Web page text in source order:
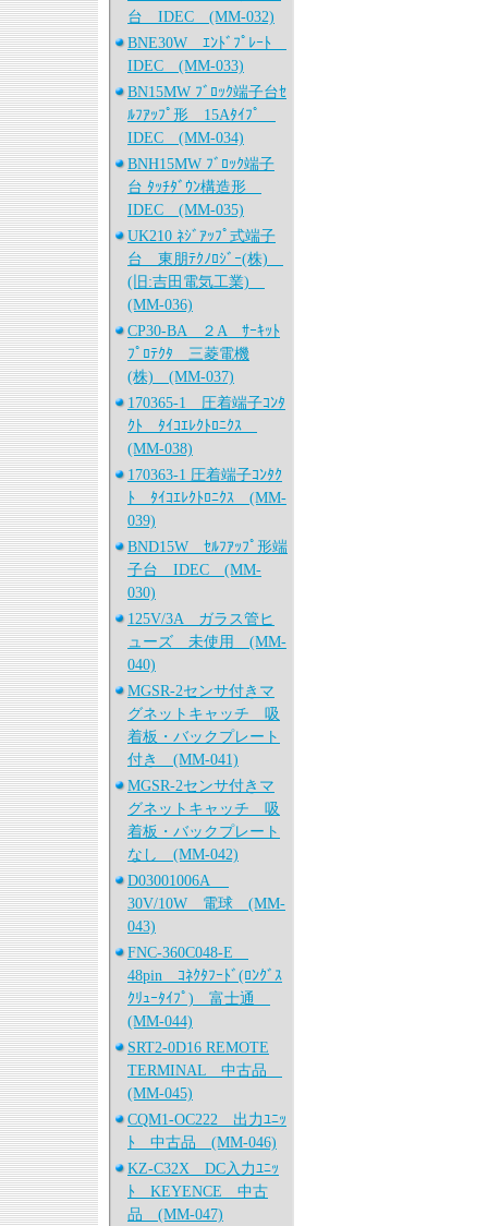
台 IDEC (MM-032)
BNE30W ｴﾝﾄﾞﾌﾟﾚｰﾄ
IDEC (MM-033)
BN15MW ﾌﾞﾛｯｸ端子台ｾ
ﾙﾌｱｯﾌﾟ形 15Aﾀｲﾌﾟ
IDEC (MM-034)
BNH15MW ﾌﾞﾛｯｸ端子
台 ﾀｯﾁﾀﾞｳﾝ構造形
IDEC (MM-035)
UK210 ﾈｼﾞｱｯﾌﾟ式端子
台 東朋ﾃｸﾉﾛｼﾞｰ(株)
(旧:吉田電気工業)
(MM-036)
CP30-BA ２A ｻｰｷｯﾄ
ﾌﾟﾛﾃｸﾀ 三菱電機
(株) (MM-037)
170365-1 圧着端子ｺﾝﾀ
ｸﾄ ﾀｲｺｴﾚｸﾄﾛﾆｸｽ
(MM-038)
170363-1 圧着端子ｺﾝﾀｸ
ﾄ ﾀｲｺｴﾚｸﾄﾛﾆｸｽ (MM-
039)
BND15W ｾﾙﾌｱｯﾌﾟ形端
子台 IDEC (MM-
030)
125V/3A ガラス管ヒ
ューズ 未使用 (MM-
040)
MGSR-2センサ付きマ
グネットキャッチ 吸
着板・バックプレート
付き (MM-041)
MGSR-2センサ付きマ
グネットキャッチ 吸
着板・バックプレート
なし (MM-042)
D03001006A
30V/10W 電球 (MM-
043)
FNC-360C048-E
48pin ｺﾈｸﾀﾌｰﾄﾞ(ﾛﾝｸﾞｽ
ｸﾘｭｰﾀｲﾌﾟ) 富士通
(MM-044)
SRT2-0D16 REMOTE
TERMINAL 中古品
(MM-045)
CQM1-OC222 出力ﾕﾆｯ
ﾄ 中古品 (MM-046)
KZ-C32X DC入力ﾕﾆｯ
ﾄ KEYENCE 中古
品 (MM-047)